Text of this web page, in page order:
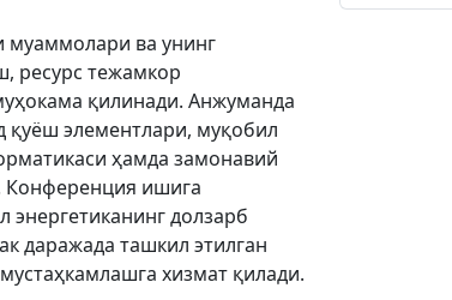
муаммолари ва унинг
ресурс тежамкор
қилинади. Анжуманда
қуёш элементлари, муқобил
ҳамда замонавий
Конференция ишига
долзарб
даражада ташкил этилган
хизмат қилади.